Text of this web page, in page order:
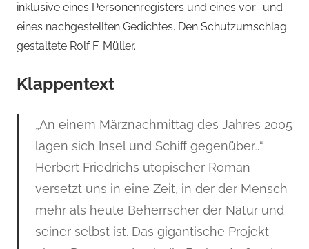
inklusive eines Personenregisters und eines vor- und
eines nachgestellten Gedichtes. Den Schutzumschlag
gestaltete Rolf F. Müller.
Klappentext
„An einem Märznachmittag des Jahres 2005
lagen sich Insel und Schiff gegenüber…“
Herbert Friedrichs utopischer Roman
versetzt uns in eine Zeit, in der der Mensch
mehr als heute Beherrscher der Natur und
seiner selbst ist. Das gigantische Projekt